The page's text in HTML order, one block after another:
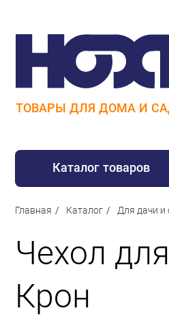
ТОВАРЫ ДЛЯ ДОМА И
Каталог товаров
Для дома
Сантехника
Для дачи и отдыха
Для детей
Главная Каталог Для дачи и
Чехол
Крон